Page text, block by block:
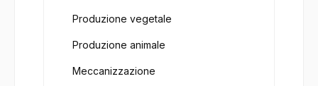
Produzione vegetale
Produzione animale
Meccanizzazione